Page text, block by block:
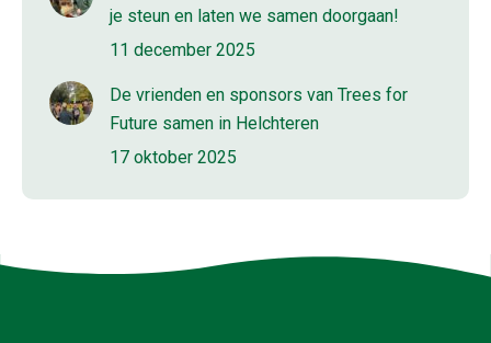
je steun en laten we samen doorgaan!
11 december 2025
De vrienden en sponsors van Trees for
Future samen in Helchteren
17 oktober 2025